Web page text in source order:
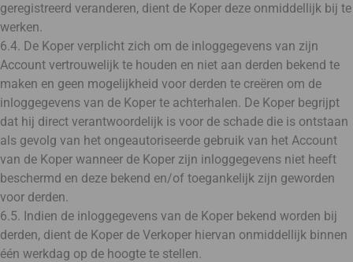
geregistreerd veranderen, dient de Koper deze onmiddellijk bij te
werken.
6.4. De Koper verplicht zich om de inloggegevens van zijn
Account vertrouwelijk te houden en niet aan derden bekend te
maken en geen mogelijkheid voor derden te creëren om de
inloggegevens van de Koper te achterhalen. De Koper begrijpt
dat hij direct verantwoordelijk is voor de schade die is ontstaan
als gevolg van het ongeautoriseerde gebruik van het Account
van de Koper wanneer de Koper zijn inloggegevens niet heeft
beschermd en deze bekend en/of toegankelijk zijn geworden
voor derden.
6.5. Indien de inloggegevens van de Koper bekend worden bij
derden, dient de Koper de Verkoper hiervan onmiddellijk binnen
één werkdag op de hoogte te stellen.